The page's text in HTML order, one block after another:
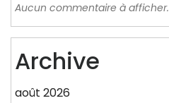
Aucun commentaire à afficher.
Archive
août 2026